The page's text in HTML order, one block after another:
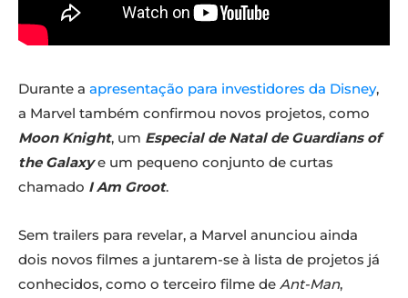
Durante a apresentação para investidores da Disney,
a Marvel também confirmou novos projetos, como
Moon Knight, um Especial de Natal de Guardians of
the Galaxye um pequeno conjunto de curtas
chamado I Am Groot.
Sem trailers para revelar, a Marvel anunciou ainda
dois novos filmes a juntarem-se à lista de projetos já
conhecidos, como o terceiro filme de Ant-Man,